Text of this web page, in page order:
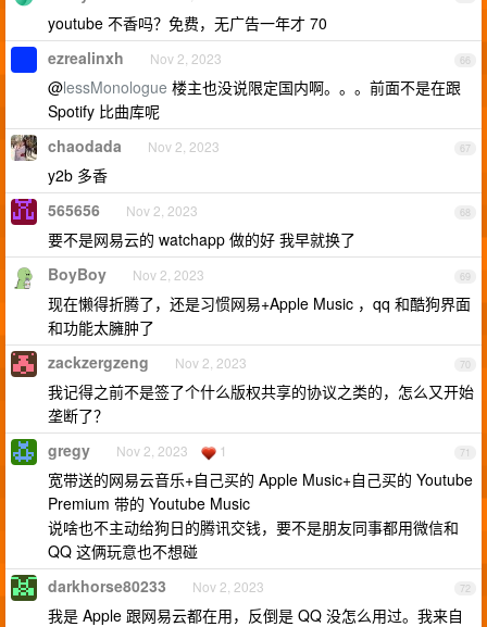
youtube 不香吗？免费，无广告一年才 70
66
ezrealinxh Nov 2, 2023
@lessMonologue 楼主也没说限定国内啊。。。前面不是在跟
Spotify 比曲库呢
67
chaodada Nov 2, 2023
y2b 多香
68
565656 Nov 2, 2023
要不是网易云的 watchapp 做的好 我早就换了
69
BoyBoy Nov 2, 2023
现在懒得折腾了，还是习惯网易+Apple Music ，qq 和酷狗界面
和功能太臃肿了
70
zackzergzeng Nov 2, 2023
我记得之前不是签了个什么版权共享的协议之类的，怎么又开始
垄断了？
71
gregy Nov 2, 2023 1
宽带送的网易云音乐+自己买的 Apple Music+自己买的 Youtube
Premium 带的 Youtube Music
说啥也不主动给狗日的腾讯交钱，要不是朋友同事都用微信和
QQ 这俩玩意也不想碰
72
darkhorse80233 Nov 2, 2023
我是 Apple 跟网易云都在用，反倒是 QQ 没怎么用过。我来自